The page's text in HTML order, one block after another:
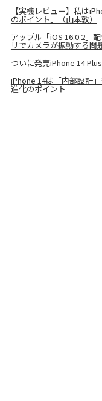
【実機レビュー】私は
のポイント」（山本敦）
アップル「iOS 16.0.2」
リでカメラが振動する問
ついに発売iPhone 14
iPhone 14は「内部設計
進化のポイント